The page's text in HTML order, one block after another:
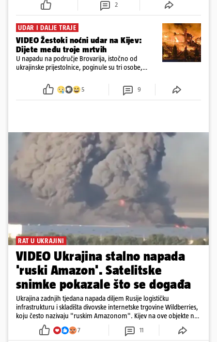
2
UDAR I DALJE TRAJE
VIDEO Žestoki noćni udar na Kijev:
Dijete među troje mrtvih
U napadu na područje Brovarija, istočno od
ukrajinske prijestolnice, poginule su tri osobe,
5 9
RAT U UKRAJINI
VIDEO Ukrajina stalno napada
'ruski Amazon'. Satelitske
snimke pokazale što se događa
Ukrajina zadnjih tjedana napada diljem Rusije logističku
infrastrukturu i skladišta divovske internetske trgovine Wildberries,
koju često nazivaju "ruskim Amazonom". Kijev na ove objekte ne
gleda samo kao na obična trgovačka skladišta, već tvrdi da ih ruske
snage koriste i za vojne potrebe, odnosno za skladištenje i
7 11